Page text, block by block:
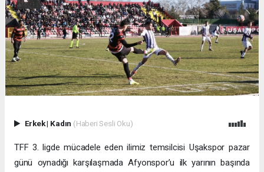
Erkek| Kadın (Haberi Sesli Oku)
TFF 3. ligde mücadele eden ilimiz temsilcisi Uşakspor pazar
günü oynadığı karşılaşmada Afyonspor’u ilk yarının başında